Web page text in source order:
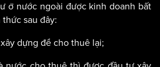
ở nước ngoài được kinh doanh bất
sau đây:
dựng để cho thuê lại;